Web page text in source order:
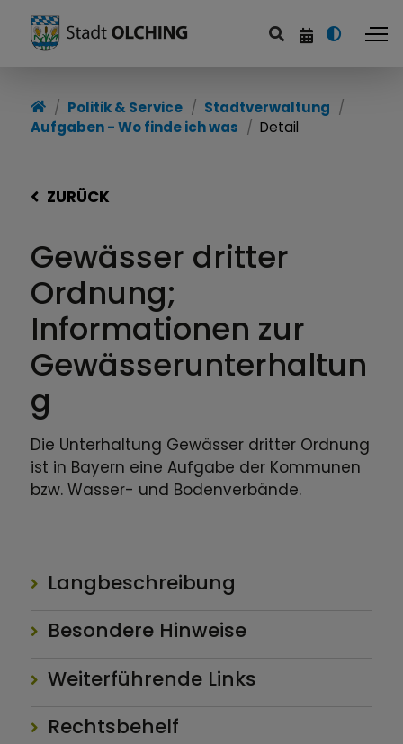
Politik & Service
Stadtverwaltung
Aufgaben - Wo finde ich was
Detail
ZURÜCK
Gewässer dritter
Ordnung;
Informationen zur
Gewässerunterhaltun
g
Die Unterhaltung Gewässer dritter Ordnung
ist in Bayern eine Aufgabe der Kommunen
bzw. Wasser- und Bodenverbände.
Langbeschreibung
Besondere Hinweise
Weiterführende Links
Rechtsbehelf